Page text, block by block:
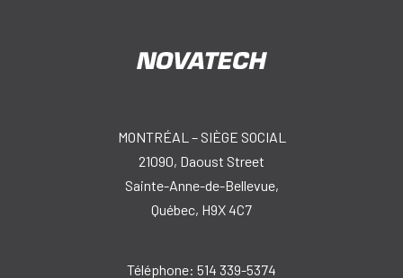
MONTRÉAL – SIÈGE SOCIAL
21090, Daoust Street
Sainte-Anne-de-Bellevue,
Québec, H9X 4C7
Téléphone: 514 339-5374